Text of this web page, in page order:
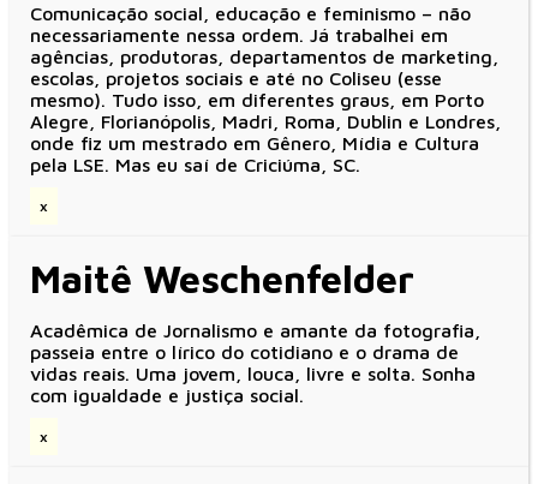
Comunicação social, educação e feminismo – não
necessariamente nessa ordem. Já trabalhei em
agências, produtoras, departamentos de marketing,
escolas, projetos sociais e até no Coliseu (esse
mesmo). Tudo isso, em diferentes graus, em Porto
Alegre, Florianópolis, Madri, Roma, Dublin e Londres,
onde fiz um mestrado em Gênero, Mídia e Cultura
pela LSE. Mas eu saí de Criciúma, SC.
x
Maitê Weschenfelder
Acadêmica de Jornalismo e amante da fotografia,
passeia entre o lírico do cotidiano e o drama de
vidas reais. Uma jovem, louca, livre e solta. Sonha
com igualdade e justiça social.
x